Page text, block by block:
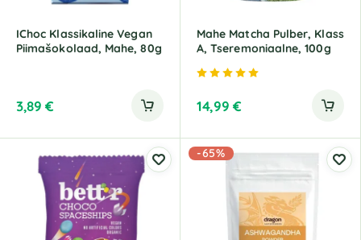
IChoc Klassikaline Vegan
Piimašokolaad, Mahe, 80g
3,89€
Mahe Matcha Pulber, Klass
A, Tseremoniaalne, 100g
14,99 €
-65%